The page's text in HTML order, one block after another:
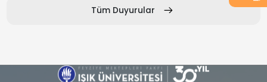
Tüm Duyurular